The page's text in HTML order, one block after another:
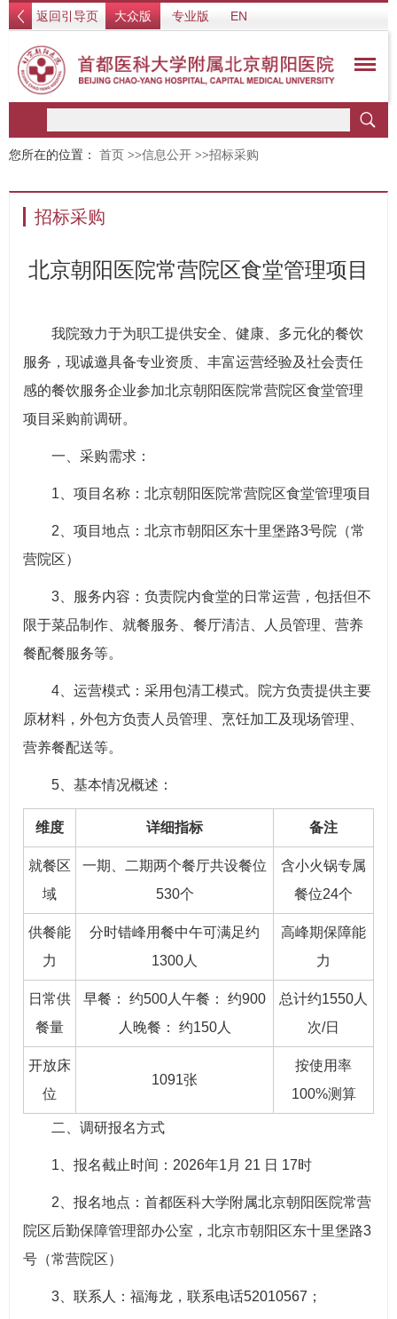
返回引导页 大众版 专业版 EN
您所在的位置： 首页 >>信息公开 >>招标采购
招标采购
北京朝阳医院常营院区食堂管理项目
我院致力于为职工提供安全、健康、多元化的餐饮
服务，现诚邀具备专业资质、丰富运营经验及社会责任
感的餐饮服务企业参加北京朝阳医院常营院区食堂管理
项目采购前调研。
一、采购需求：
1、项目名称：北京朝阳医院常营院区食堂管理项目
2、项目地点：北京市朝阳区东十里堡路3号院（常
营院区）
3、服务内容：负责院内食堂的日常运营，包括但不
限于菜品制作、就餐服务、餐厅清洁、人员管理、营养
餐配餐服务等。
4、运营模式：采用包清工模式。院方负责提供主要
原材料，外包方负责人员管理、烹饪加工及现场管理、
营养餐配送等。
5、基本情况概述：
维度 详细指标 备注
就餐区
域
一期、二期两个餐厅共设餐位
530个
含小火锅专属
餐位24个
供餐能
力
分时错峰用餐中午可满足约
1300人
高峰期保障能
力
日常供
餐量
早餐： 约500人午餐： 约900
人晚餐： 约150人
总计约1550人
次/日
开放床
位
1091张
按使用率
100%测算
二、调研报名方式
1、报名截止时间：2026年1月 21 日 17时
2、报名地点：首都医科大学附属北京朝阳医院常营
院区后勤保障管理部办公室，北京市朝阳区东十里堡路3
号（常营院区）
3、联系人：福海龙，联系电话52010567；